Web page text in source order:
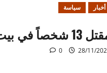
أخبار سياسة
في بيت جن خلال اقتحام إسرائيلي
28/11/
0